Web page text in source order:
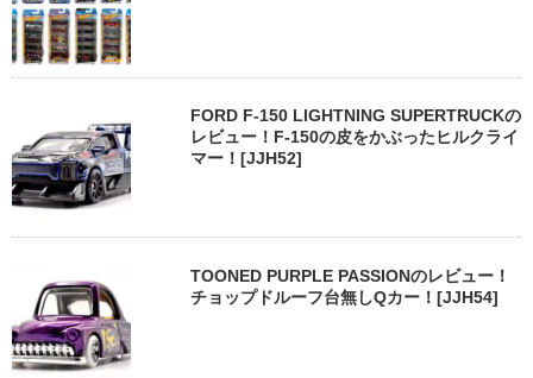
FORD F-150 LIGHTNING SUPERTRUCKの
レビュー！F-150の皮をかぶったヒルクライ
マー！[JJH52]
TOONED PURPLE PASSIONのレビュー！
チョップドルーフ台無しQカー！[JJH54]